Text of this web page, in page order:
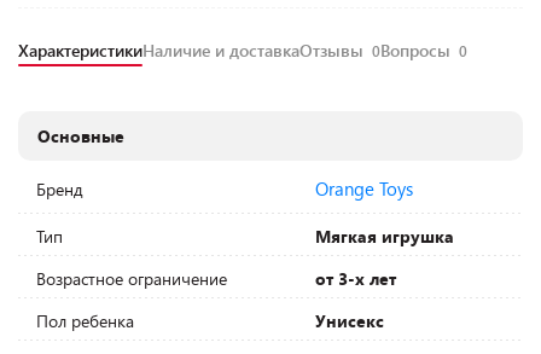
ХарактеристикиНаличие и доставкаОтзывы 0Вопросы 0
Основные
Бренд Orange Toys
Тип
Мягкая игрушка
Возрастное ограничение
от 3-х лет
Пол ребенка
Унисекс